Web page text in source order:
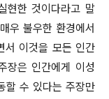
현한 것이다라고 말
우 불우한 환경에서
서 이것을 모든 인간
장은 인간에게 이성
할 수 있다는 주장만